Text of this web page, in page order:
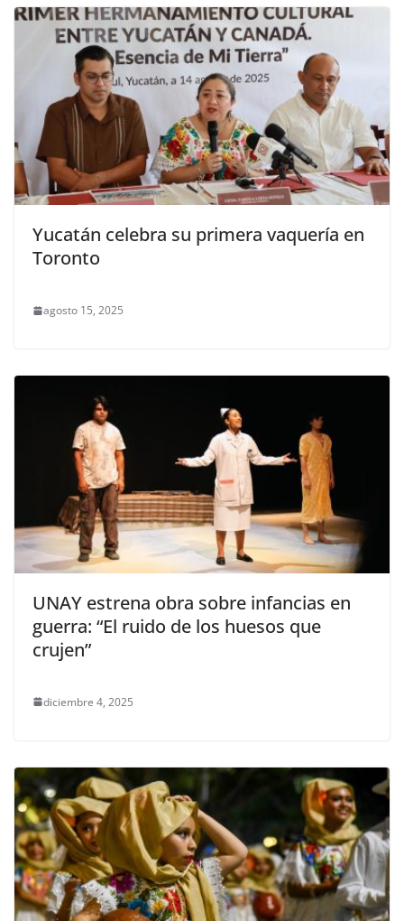
Yucatán celebra su primera vaquería en
Toronto
agosto 15, 2025
UNAY estrena obra sobre infancias en
guerra: “El ruido de los huesos que
crujen”
diciembre 4, 2025